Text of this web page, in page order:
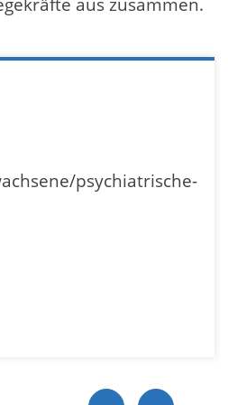
psychiatrische-